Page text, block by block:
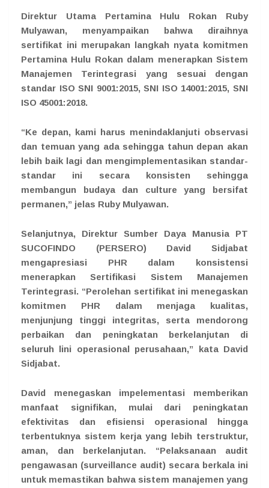
Direktur Utama Pertamina Hulu Rokan Ruby
Mulyawan, menyampaikan bahwa diraihnya
sertifikat ini merupakan langkah nyata komitmen
Pertamina Hulu Rokan dalam menerapkan Sistem
Manajemen Terintegrasi yang sesuai dengan
standar ISO SNI 9001:2015, SNI ISO 14001:2015, SNI
ISO 45001:2018.
“Ke depan, kami harus menindaklanjuti observasi
dan temuan yang ada sehingga tahun depan akan
lebih baik lagi dan mengimplementasikan standar-
standar ini secara konsisten sehingga
membangun budaya dan culture yang bersifat
permanen,” jelas Ruby Mulyawan.
Selanjutnya, Direktur Sumber Daya Manusia PT
SUCOFINDO (PERSERO) David Sidjabat
mengapresiasi PHR dalam konsistensi
menerapkan Sertifikasi Sistem Manajemen
Terintegrasi. “Perolehan sertifikat ini menegaskan
komitmen PHR dalam menjaga kualitas,
menjunjung tinggi integritas, serta mendorong
perbaikan dan peningkatan berkelanjutan di
seluruh lini operasional perusahaan,” kata David
Sidjabat.
David menegaskan impelementasi memberikan
manfaat signifikan, mulai dari peningkatan
efektivitas dan efisiensi operasional hingga
terbentuknya sistem kerja yang lebih terstruktur,
aman, dan berkelanjutan. “Pelaksanaan audit
pengawasan (surveillance audit) secara berkala ini
untuk memastikan bahwa sistem manajemen yang